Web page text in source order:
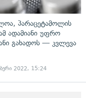
პარაცეტამოლის
ადამიანი უფრო
გახადოს — კვლევა
2022, 15:24